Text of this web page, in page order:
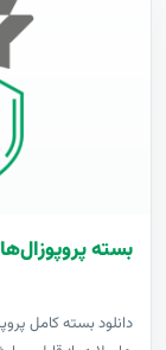
بسته
دانلود بسته کامل